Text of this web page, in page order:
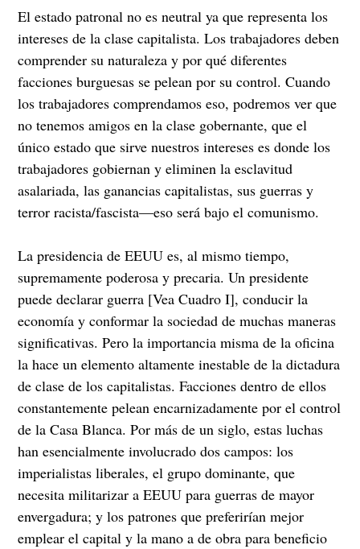
El estado patronal no es neutral ya que representa los
intereses de la clase capitalista. Los trabajadores deben
comprender su naturaleza y por qué diferentes
facciones burguesas se pelean por su control. Cuando
los trabajadores comprendamos eso, podremos ver que
no tenemos amigos en la clase gobernante, que el
único estado que sirve nuestros intereses es donde los
trabajadores gobiernan y eliminen la esclavitud
asalariada, las ganancias capitalistas, sus guerras y
terror racista/fascista—eso será bajo el comunismo.
La presidencia de EEUU es, al mismo tiempo,
supremamente poderosa y precaria. Un presidente
puede declarar guerra [Vea Cuadro I], conducir la
economía y conformar la sociedad de muchas maneras
significativas. Pero la importancia misma de la oficina
la hace un elemento altamente inestable de la dictadura
de clase de los capitalistas. Facciones dentro de ellos
constantemente pelean encarnizadamente por el control
de la Casa Blanca. Por más de un siglo, estas luchas
han esencialmente involucrado dos campos: los
imperialistas liberales, el grupo dominante, que
necesita militarizar a EEUU para guerras de mayor
envergadura; y los patrones que preferirían mejor
emplear el capital y la mano a de obra para beneficio